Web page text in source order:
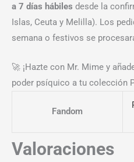
a 7 días hábiles desde la
Islas, Ceuta y Melilla). Los
semana o festivos se
🚀 ¡Hazte con Mr. Mime y
poder psíquico a tu colección
Fandom
Valoraciones